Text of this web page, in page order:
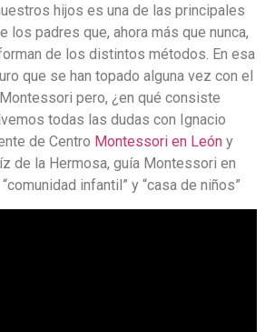
hijos es una de las principales
los padres que, ahora más que nunca,
de los distintos métodos. En esa
que se han topado alguna vez con el
pero, ¿en qué consiste
todas las dudas con Ignacio
de Centro Montessori en León y
de la Hermosa, guía Montessori en
infantil” y “casa de niños”